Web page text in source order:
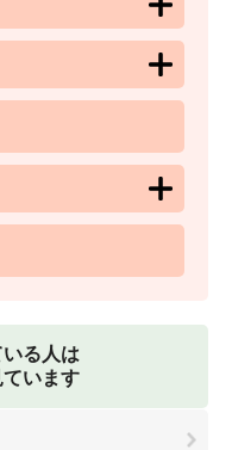
る人は
います